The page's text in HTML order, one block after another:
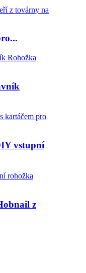
vstupní
z